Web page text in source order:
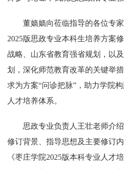
董嫱嫱向莅临指导的各位专
2025版思政专业本科生培养方案
战略、山东省教育强省规划，以
划，深化师范教育改革的关键举
求为方案“问诊把脉”，助力学院
人才培养体系。
思政专业负责人王壮老师介
修订背景、指导思想及主要修订
《枣庄学院2025版本科专业人才